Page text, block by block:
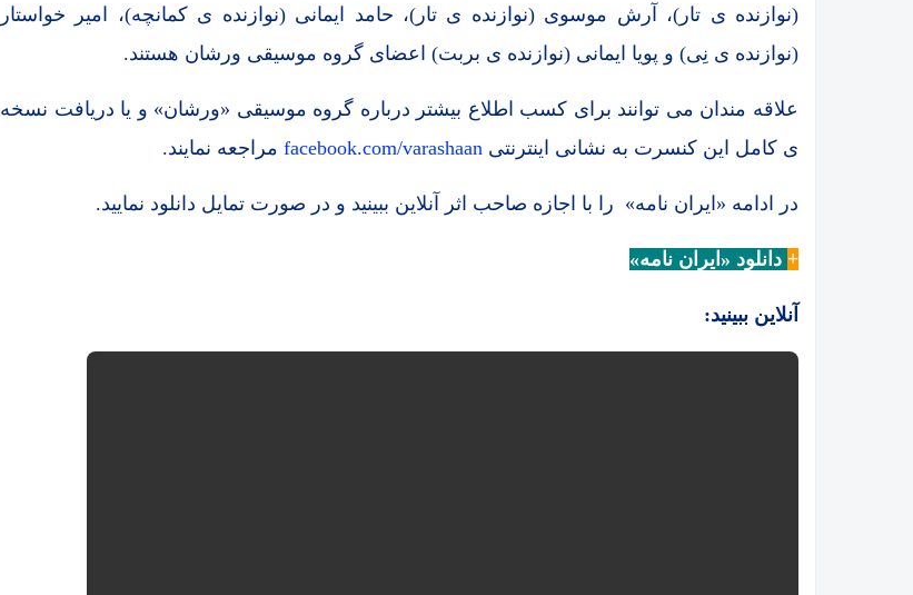
(نوازنده ی تار)، آرش موسوی (نوازنده ی تار)، حامد ایمانی (نوازنده ی کمانچه)، امیر خواستار
(نوازنده ی نِی) و پویا ایمانی (نوازنده ی بربت) اعضای گروه موسیقی ورشان هستند.
علاقه مندان می توانند برای کسب اطلاع بیشتر درباره گروه موسیقی «ورشان» و یا دریافت نسخه
ی کامل این کنسرت به نشانی اینترنتی facebook.com/varashaan مراجعه نمایند.
در ادامه «ایران نامه» را با اجازه صاحب اثر آنلاین ببینید و در صورت تمایل دانلود نمایید.
+ دانلود «ایران نامه»
آنلاین ببینید: